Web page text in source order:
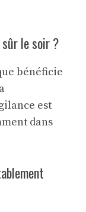
le soir ?
bénéficie
est
dans